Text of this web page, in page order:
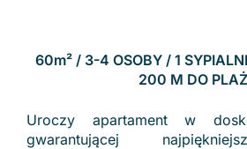
60m² / 3-4 OSOBY / 1
200 M DO
Uroczy apartament w
gwarantującej